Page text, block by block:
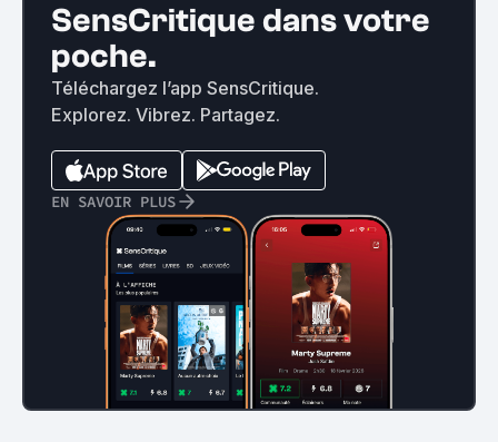
SensCritique dans votre
poche.
Téléchargez l’app SensCritique.
Explorez. Vibrez. Partagez.
EN SAVOIR PLUS